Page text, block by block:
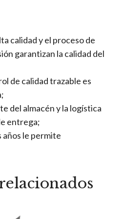
calidad y el proceso de
garantizan la calidad del
de calidad trazable es
del almacén y la logística
entrega;
años le permite